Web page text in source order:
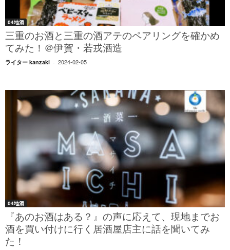
04地酒
三重のお酒と三重の酒アテのペアリングを確かめ
てみた！＠伊賀・若戎酒造
ライター kanzaki - 2024-02-05
04地酒
『あのお酒はある？』の声に応えて、現地までお
酒を買い付けに行く居酒屋店主に話を聞いてみ
た！